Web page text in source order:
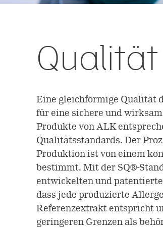
Qualität
Eine gleichförmige Qualität
für eine sichere und
Produkte von ALK
Qualitätsstandards. Der
Produktion ist von einem
bestimmt. Mit der SQ®-
entwickelten und
dass jede produzierte
Referenzextrakt entspricht
geringeren Grenzen als